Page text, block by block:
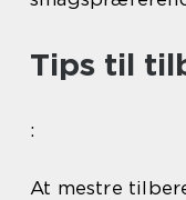
Tips til
:
At mestre